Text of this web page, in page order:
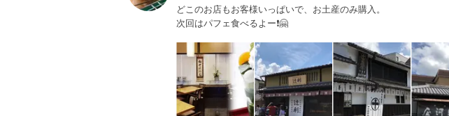
どこのお店もお客様いっぱいで、お土産のみ購入。
次回はパフェ食べるよー❗️🤗